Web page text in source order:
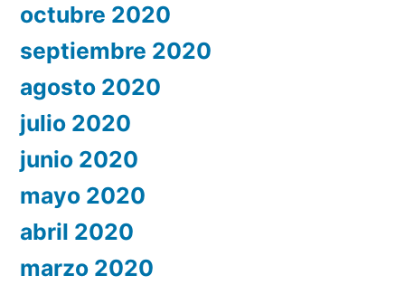
octubre 2020
septiembre 2020
agosto 2020
julio 2020
junio 2020
mayo 2020
abril 2020
marzo 2020